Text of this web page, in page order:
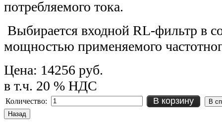
потребляемого тока.
Выбирается входной RL-фильтр в
мощностью применяемого
Цена: 14256 руб.
в т.ч. 20 % НДС
Количество: В корзину